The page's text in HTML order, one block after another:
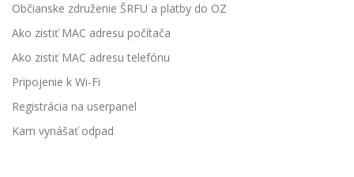
Občianske združenie ŠRFU a platby do OZ
Ako zistiť MAC adresu počítača
Ako zistiť MAC adresu telefónu
Pripojenie k Wi-Fi
Registrácia na userpanel
Kam vynášať odpad